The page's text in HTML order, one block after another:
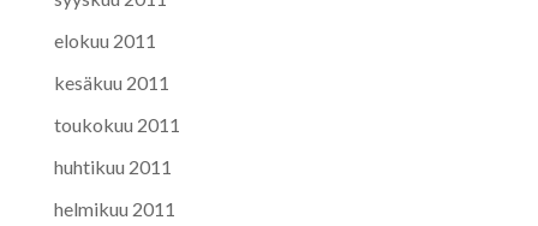
elokuu 2011
kesäkuu 2011
toukokuu 2011
huhtikuu 2011
helmikuu 2011